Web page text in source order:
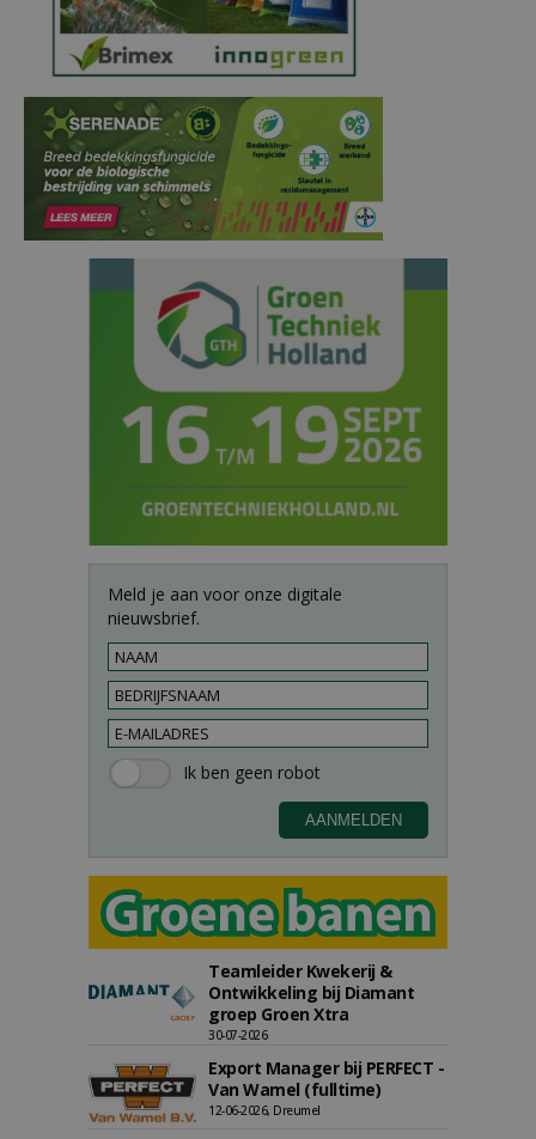
Meld je aan voor onze digitale
nieuwsbrief.
Teamleider Kwekerij &
Ontwikkeling bij Diamant
groep Groen Xtra
30-07-2026
Export Manager bij PERFECT -
Van Wamel (fulltime)
12-06-2026, Dreumel